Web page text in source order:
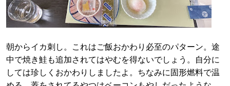
朝からイカ刺し。これはご飯おかわり必至のパターン。途
中で焼き鮭も追加されてはやむを得ないでしょう。自分に
しては珍しくおかわりしましたよ。ちなみに固形燃料で温